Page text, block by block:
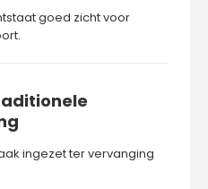
goed zicht voor
ingezet ter vervanging